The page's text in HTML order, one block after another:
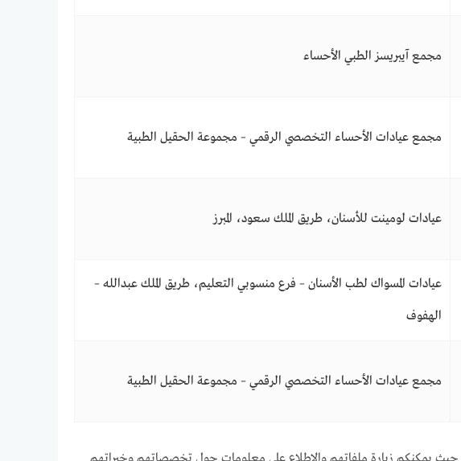
مجمع آيبريسز الطبي الأحساء
مجمع عيادات الأحساء التخصصي الرقمي – مجموعة الحقيل الطبية
عيادات لومينت للأسنان، طريق الملك سعود، المبرز
عيادات المسواك لطب الأسنان – فرع منسوبي التعليم، طريق الملك عبدالله –
الهفوف
مجمع عيادات الأحساء التخصصي الرقمي – مجموعة الحقيل الطبية